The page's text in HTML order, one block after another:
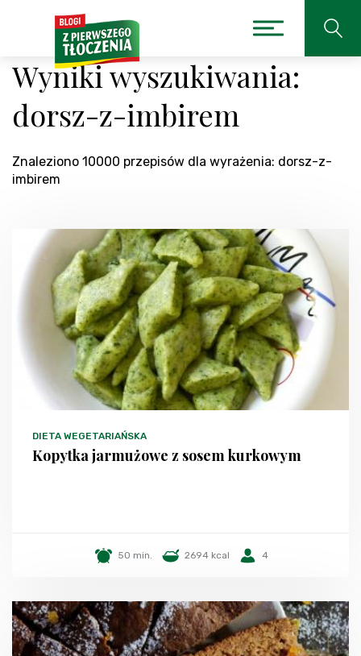
Wyniki wyszukiwania:
dorsz-z-imbirem
Znaleziono 10000 przepisów dla wyrażenia: dorsz-z-
imbirem
DIETA WEGETARIAŃSKA
Kopytka jarmużowe z sosem kurkowym
50 min. 2694 kcal 4